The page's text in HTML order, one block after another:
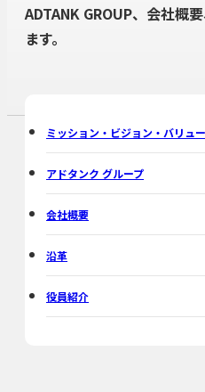
ADTANK GROUP、会社概
ます。
ミッション・ビジョン・バリュー
アドタンク グループ
会社概要
沿革
役員紹介